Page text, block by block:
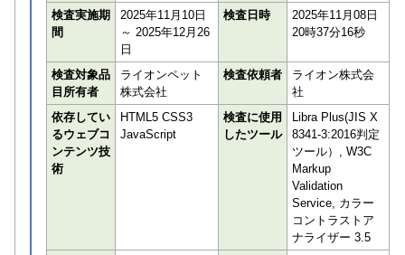
検査実施期
間
2025年11月10日
～ 2025年12月26
日
検査日時
2025年11月08日
20時37分16秒
検査対象品
目所有者
ライオンペット
株式会社
検査依頼者
ライオン株式会
社
依存してい
るウェブコ
ンテンツ技
術
HTML5 CSS3
JavaScript
検査に使用
したツール
Libra Plus(JIS X
8341-3:2016判定
ツール）, W3C
Markup
Validation
Service, カラー
コントラストア
ナライザー 3.5